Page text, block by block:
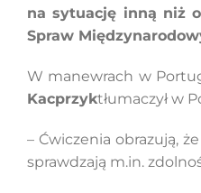
na sytuację inną niż
Spraw
W manewrach w
Kacprzyktłumaczył w
– Ćwiczenia obrazują,
sprawdzają m.in.